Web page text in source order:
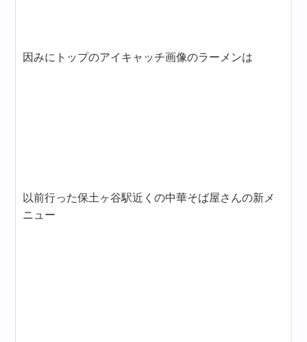
因みにトップのアイキャッチ画像のラーメンは
以前行った保土ヶ谷駅近くの中華そば屋さんの新メ
ニュー